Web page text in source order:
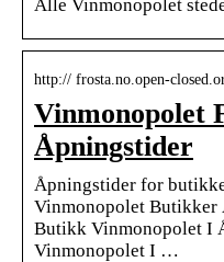
Alle Vinmonopolet
http:// frosta.no.open-
Vinmonopolet
Åpningstider
Åpningstider for
Vinmonopolet Butikker
Butikk Vinmonopolet I
Vinmonopolet I …